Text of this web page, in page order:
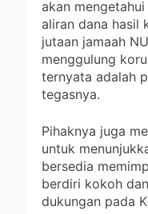
akan
aliran dana hasil
jutaan jamaah
menggulung
ternyata adalah
tegasnya.
Pihaknya juga
untuk
bersedia
berdiri kokoh
dukungan pada